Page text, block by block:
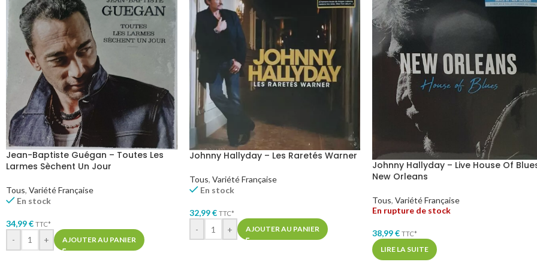
Jean-Baptiste Guégan – Toutes Les
Larmes Sèchent Un Jour
Tous, Variété Française
En stock
34,99€ TTC*
- + AJOUTER AU PANIER
Johnny Hallyday – Les Raretés Warner
Tous, Variété Française
En stock
32,99€ TTC*
- + AJOUTER AU PANIER
Johnny Hallyday – Live House Of
New Orleans
Tous, Variété Française
En rupture de stock
38,99€ TTC*
LIRE LA SUITE